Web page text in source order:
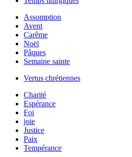
Assomption
Avent
Carême
Noël
Pâques
Semaine sainte
Vertus chrétiennes
Charité
Espérance
Foi
joie
Justice
Paix
Tempérance